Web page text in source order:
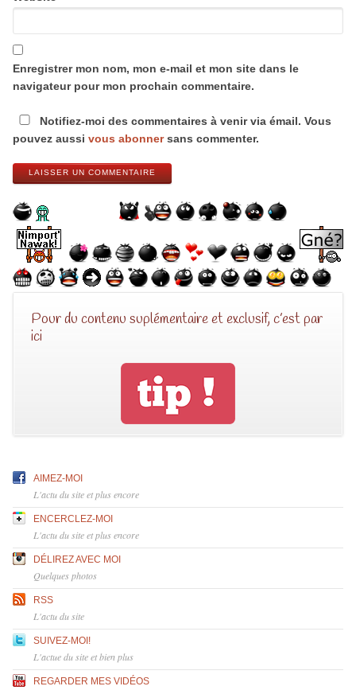
Enregistrer mon nom, mon e-mail et mon site dans le
navigateur pour mon prochain commentaire.
Notifiez-moi des commentaires à venir via émail. Vous
pouvez aussi vous abonnersans commenter.
LAISSER UN COMMENTAIRE
Pour du contenu suplémentaire et exclusif, c’est par
ici
AIMEZ-MOI
L'actu du site et plus encore
ENCERCLEZ-MOI
L'actu du site et plus encore
DÉLIREZ AVEC MOI
Quelques photos
RSS
L'actu du site
SUIVEZ-MOI!
L'actue du site et bien plus
REGARDER MES VIDÉOS